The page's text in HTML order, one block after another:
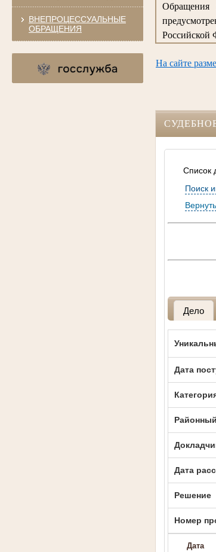
ВНЕПРОЦЕССУАЛЬНЫЕ
ОБРАЩЕНИЯ
Обращения
Российской
На сайте
Список
Поиск
Дело
Дата
Дата
Решение
Номер
Дата